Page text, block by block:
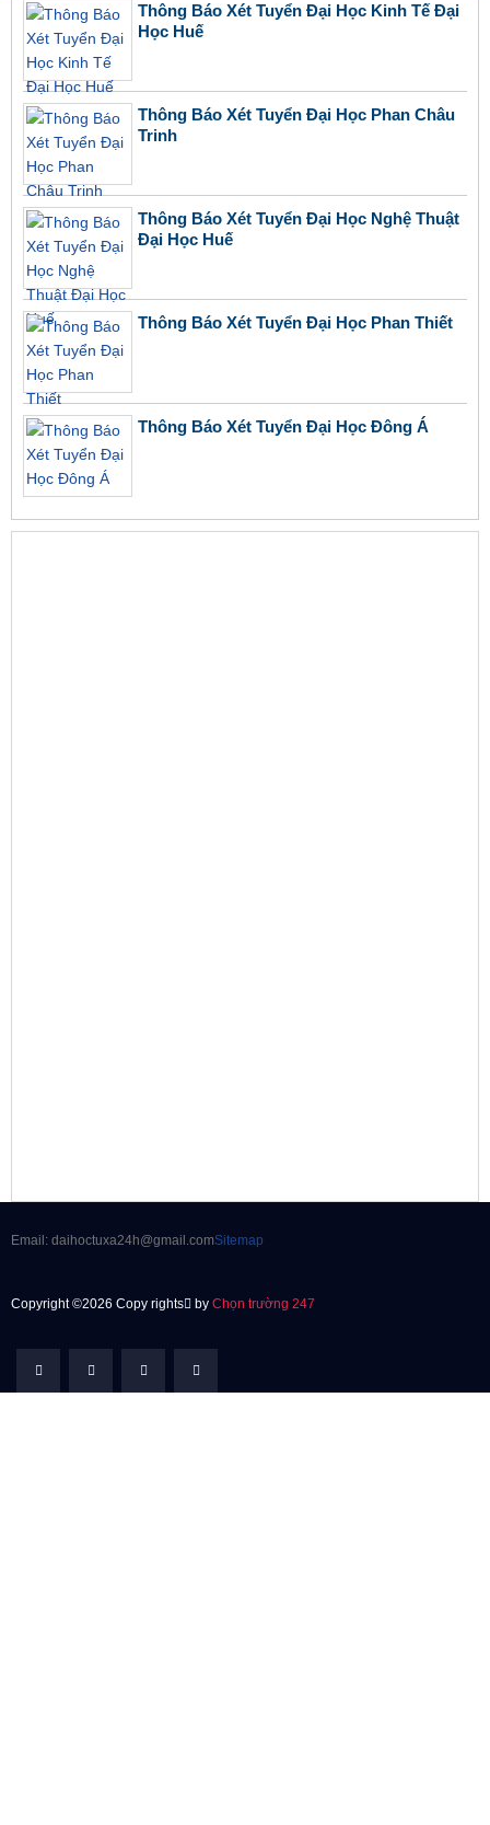
Thông Báo Xét Tuyển Đại Học Kinh Tế Đại
Học Huế
Thông Báo Xét Tuyển Đại Học Phan Châu
Trinh
Thông Báo Xét Tuyển Đại Học Nghệ Thuật
Đại Học Huế
Thông Báo Xét Tuyển Đại Học Phan Thiết
Thông Báo Xét Tuyển Đại Học Đông Á
Email: daihoctuxa24h@gmail.comSitemap
Copyright ©2026 Copy rights by Chọn trường 247